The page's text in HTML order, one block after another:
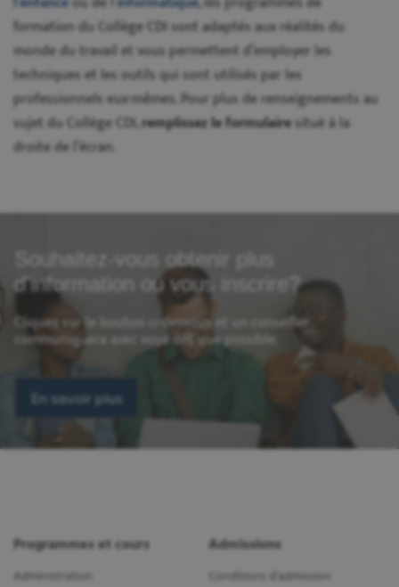
formation du Collège CDI sont adaptés aux réalités du
monde du travail et vous permettent d’employer les
techniques et les outils qui sont utilisés par les
professionnels eux-mêmes. Pour plus de renseignements au
sujet du Collège CDI, remplissez le formulairesitué à la
droite de l’écran.
Souhaitez-vous obtenir plus
d'information ou vous inscrire?
Cliquez sur le bouton ci-dessous et un conseiller
communiquera avec vous dès que possible.
En savoir plus
Programmes et cours
Administration
Admissions
Conditions d'admission